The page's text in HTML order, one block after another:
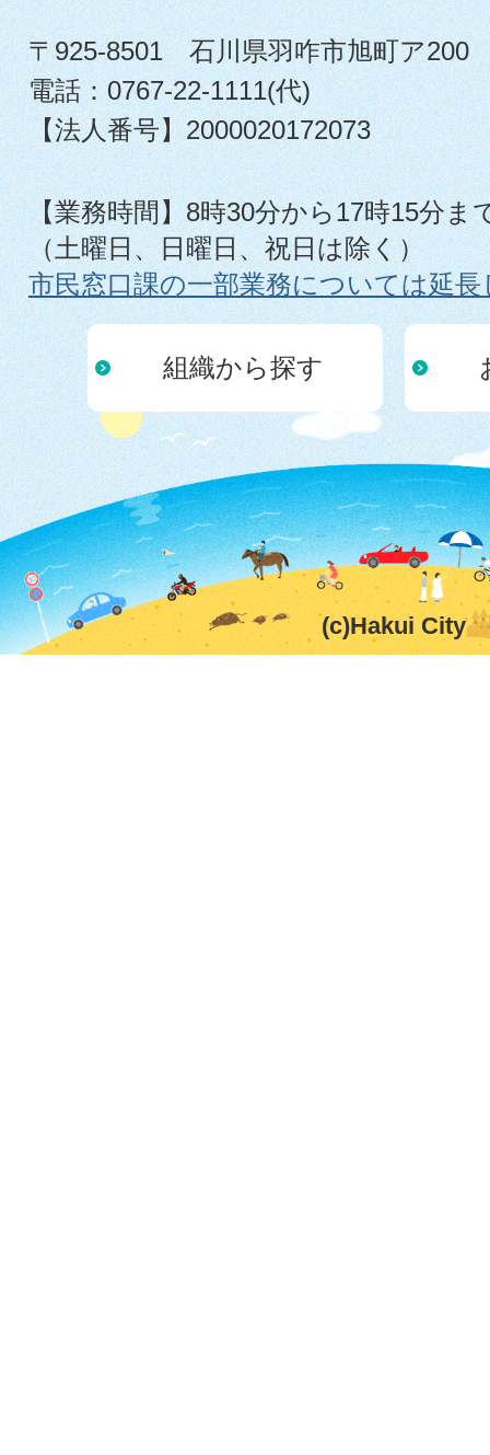
〒925-8501 石川県羽咋市旭町ア200
電話：0767-22-1111(代)
【法人番号】2000020172073
【業務時間】8時30分から17時15分ま
（土曜日、日曜日、祝日は除く）
市民窓口課の一部業務については延
組織から探す
(c)Hakui City